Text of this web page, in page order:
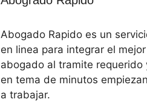
Abogado Rapido es un
en linea para integrar el mejor
abogado al tramite requerido
en tema de minutos empiezan
a trabajar.